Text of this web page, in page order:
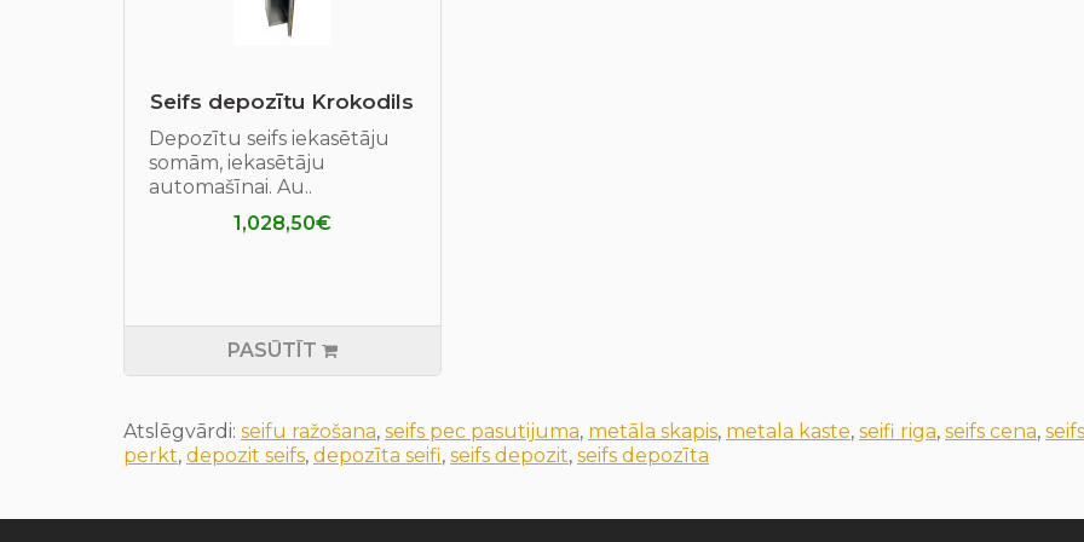
Seifs depozītu Krokodils
Depozītu seifs iekasētāju
somām, iekasētāju
automašīnai. Au..
1,028,50€
PASŪTĪT
Atslēgvārdi: seifu ražošana, seifs pec pasutijuma, metāla skapis, metala kaste, seifi riga, seifs cena,
perkt, depozit seifs, depozīta seifi, seifs depozit, seifs depozīta